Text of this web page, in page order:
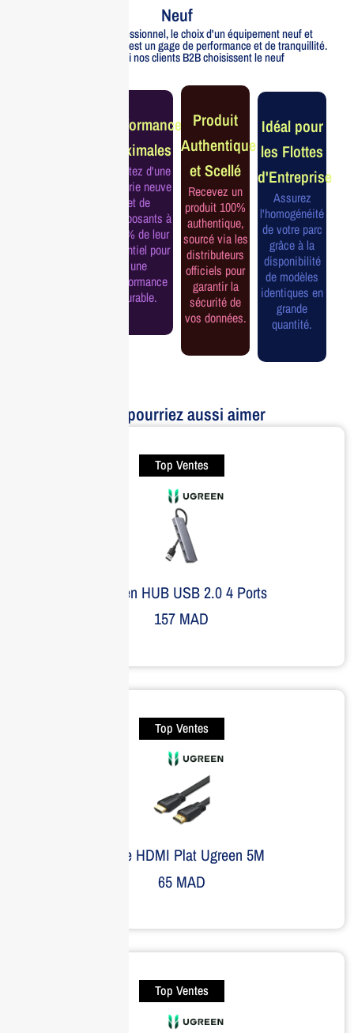
Neuf
Pour un usage professionnel, le choix d'un équipement neuf et
officiellement distribué est un gage de performance et de tranquillité.
Voici pourquoi nos clients B2B choisissent le neuf
Performance
Maximales
Profitez d'une
batterie neuve
et de
composants à
100% de leur
potentiel pour
une
performance
durable.
Produit
Authentique
et Scellé
Recevez un
produit 100%
authentique,
sourcé via les
distributeurs
officiels pour
garantir la
sécurité de
vos données.
Idéal pour
les Flottes
d'Entreprise
Assurez
l'homogénéité
de votre parc
grâce à la
disponibilité
de modèles
identiques en
grande
quantité.
Vous pourriez aussi aimer
Top Ventes
Ugreen HUB USB 2.0 4 Ports
157 MAD
Top Ventes
Câble HDMI Plat Ugreen 5M
65MAD
Top Ventes